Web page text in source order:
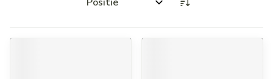
Sorteer op: